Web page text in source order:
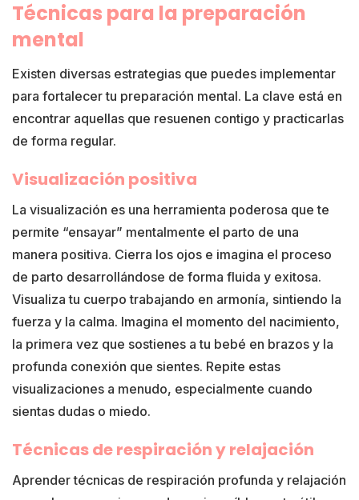
Técnicas para la preparación
mental
Existen diversas estrategias que puedes implementar
para fortalecer tu preparación mental. La clave está en
encontrar aquellas que resuenen contigo y practicarlas
de forma regular.
Visualización positiva
La visualización es una herramienta poderosa que te
permite “ensayar” mentalmente el parto de una
manera positiva. Cierra los ojos e imagina el proceso
de parto desarrollándose de forma fluida y exitosa.
Visualiza tu cuerpo trabajando en armonía, sintiendo la
fuerza y la calma. Imagina el momento del nacimiento,
la primera vez que sostienes a tu bebé en brazos y la
profunda conexión que sientes. Repite estas
visualizaciones a menudo, especialmente cuando
sientas dudas o miedo.
Técnicas de respiración y relajación
Aprender técnicas de respiración profunda y relajación